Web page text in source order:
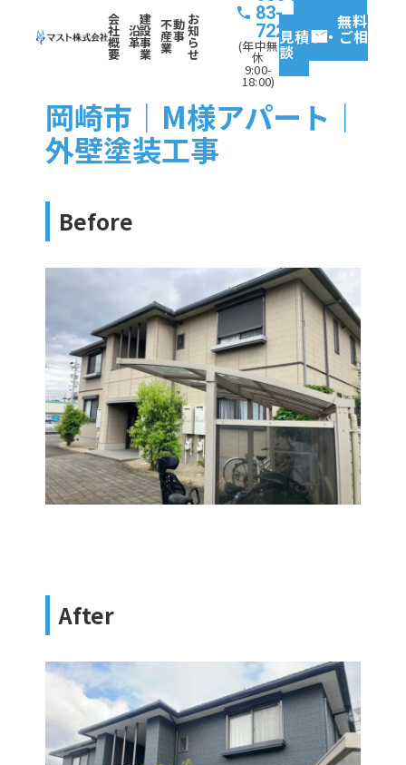
会
社
概
要
沿
革
建
設
事
業
不動
産事
業
お
知
ら
せ
83-
7227
(年中無
休
9:00-
18:00)
無料
見積り・ご相
談
岡崎市｜M様アパート｜
外壁塗装工事
Before
After